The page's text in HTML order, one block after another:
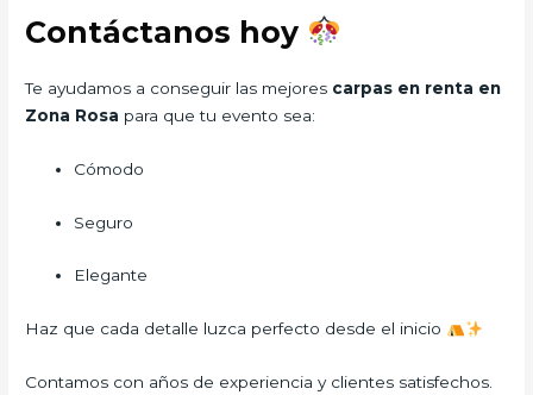
Contáctanos hoy
Te ayudamos a conseguir las mejores carpas en renta en
Zona Rosa para que tu evento sea:
Cómodo
Seguro
Elegante
Haz que cada detalle luzca perfecto desde el inicio
Contamos con años de experiencia y clientes satisfechos.